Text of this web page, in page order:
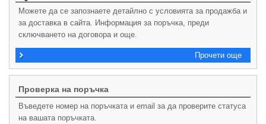
Можете да се запознаете детайлно с условията за продажба и
за доставка в сайта. Информация за поръчка, преди
сключването на договора и още.
Прочети още
Проверка на поръчка
Въведете номер на поръчката и email за да проверите статуса
на вашата поръчката.